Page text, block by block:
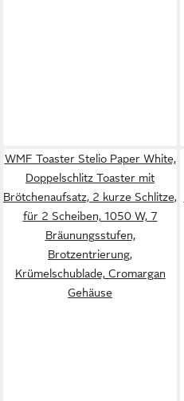
WMF Toaster Stelio Paper White,
Doppelschlitz Toaster mit
Brötchenaufsatz, 2 kurze Schlitze,
für 2 Scheiben, 1050 W, 7
Bräunungsstufen,
Brotzentrierung,
Krümelschublade, Cromargan
Gehäuse